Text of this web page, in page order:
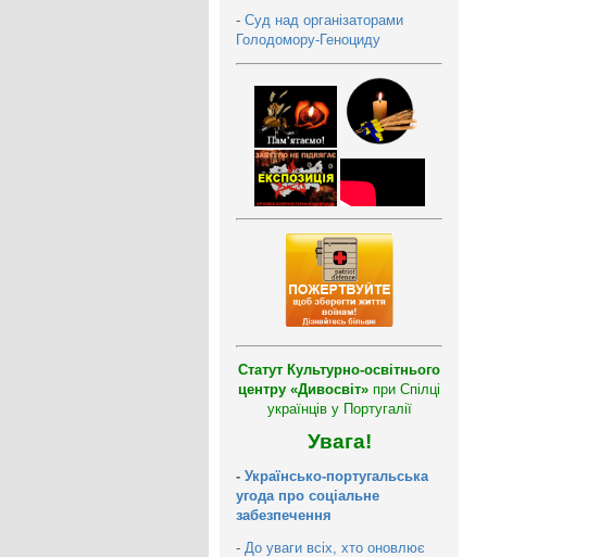
- Суд над організаторами
Голодомору-Геноциду
Статут Культурно-освітнього
центру «Дивосвіт» при Спілці
українців у Португалії
Увага!
- Українсько-португальська
угода про соціальне
забезпечення
- До уваги всіх, хто оновлює